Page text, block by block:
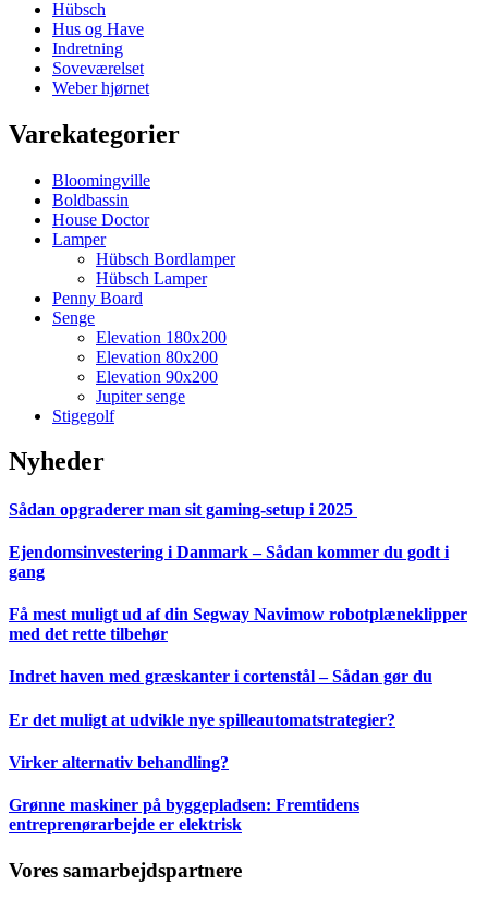
Hübsch
Hus og Have
Indretning
Soveværelset
Weber hjørnet
Varekategorier
Bloomingville
Boldbassin
House Doctor
Lamper
Hübsch Bordlamper
Hübsch Lamper
Penny Board
Senge
Elevation 180x200
Elevation 80x200
Elevation 90x200
Jupiter senge
Stigegolf
Nyheder
Sådan opgraderer man sit gaming-setup i 2025
Ejendomsinvestering i Danmark – Sådan kommer du godt i
gang
Få mest muligt ud af din Segway Navimow robotplæneklipper
med det rette tilbehør
Indret haven med græskanter i cortenstål – Sådan gør du
Er det muligt at udvikle nye spilleautomatstrategier?
Virker alternativ behandling?
Grønne maskiner på byggepladsen: Fremtidens
entreprenørarbejde er elektrisk
Vores samarbejdspartnere